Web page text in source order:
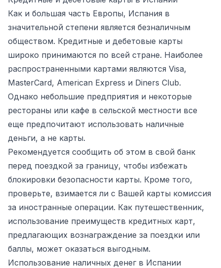
Как и большая часть Европы, Испания в
значительной степени является безналичным
обществом. Кредитные и дебетовые карты
широко принимаются по всей стране. Наиболее
распространенными картами являются Visa,
MasterCard, American Express и Diners Club.
Однако небольшие предприятия и некоторые
рестораны или кафе в сельской местности все
еще предпочитают использовать наличные
деньги, а не карты.
Рекомендуется сообщить об этом в свой банк
перед поездкой за границу, чтобы избежать
блокировки безопасности карты. Кроме того,
проверьте, взимается ли с Вашей карты комиссия
за иностранные операции. Как путешественник,
использование преимуществ кредитных карт,
предлагающих вознаграждение за поездки или
баллы, может оказаться выгодным.
Использование наличных денег в Испании